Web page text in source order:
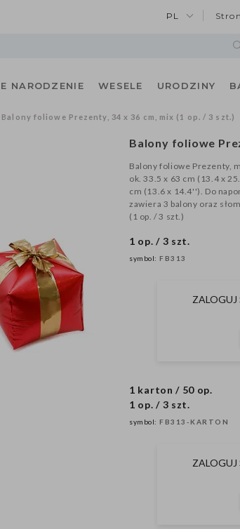
PL
NARODZENIE WESELE URODZINY
Balony foliowe Prezenty, 34 x 36 cm, mix (1 op. / 3 szt.)
Balony foliowe
Balony foliowe Prezenty,
ok. 33.5 x 63 cm (13.4 x
cm (13.6 x 14.4''). Do
zawiera 3 balony oraz
(1 op. / 3 szt.)
1 op. / 3 szt.
symbol:FB313
ZALOGUJ
1 karton / 50 op.
1 op. / 3 szt.
symbol:FB313-KARTON
ZALOGUJ